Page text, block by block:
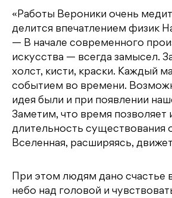
«Работы Вероники очень
делится впечатлением физик
— В начале современного
искусства — всегда замысел.
холст, кисти, краски. Каждый
событием во времени.
идея были и при появлении
Заметим, что время позволяет
длительность существования
Вселенная, расширяясь,
При этом людям дано счастье
небо над головой и